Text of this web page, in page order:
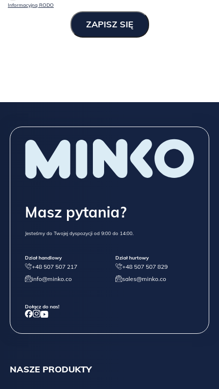
Informacyjną RODO
NASZE PRODUKTY
Masz pytania?
Jesteśmy do Twojej dyspozycji od 9:00 do 14:00.
Dział handlowy
+48 507 507 217
info@minko.co
Dział hurtowy
+48 507 507 829
sales@minko.co
Dołącz do nas!